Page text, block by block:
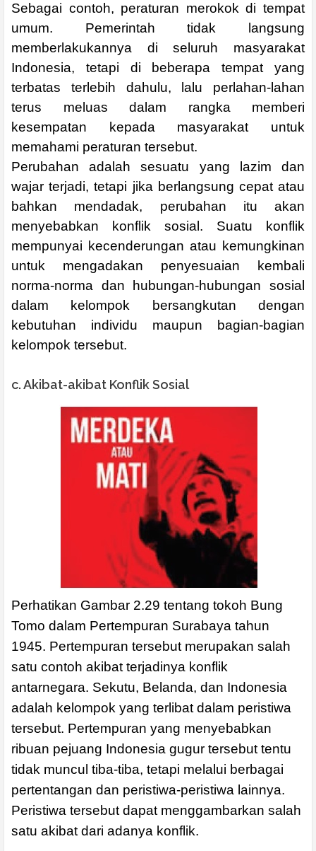
Sebagai contoh, peraturan merokok di tempat
umum. Pemerintah tidak langsung
memberlakukannya di seluruh masyarakat
Indonesia, tetapi di beberapa tempat yang
terbatas terlebih dahulu, lalu perlahan-lahan
terus meluas dalam rangka memberi
kesempatan kepada masyarakat untuk
memahami peraturan tersebut.
Perubahan adalah sesuatu yang lazim dan
wajar terjadi, tetapi jika berlangsung cepat atau
bahkan mendadak, perubahan itu akan
menyebabkan konflik sosial. Suatu konflik
mempunyai kecenderungan atau kemungkinan
untuk mengadakan penyesuaian kembali
norma-norma dan hubungan-hubungan sosial
dalam kelompok bersangkutan dengan
kebutuhan individu maupun bagian-bagian
kelompok tersebut.
c. Akibat-akibat Konflik Sosial
Perhatikan Gambar 2.29 tentang tokoh Bung
Tomo dalam Pertempuran Surabaya tahun
1945. Pertempuran tersebut merupakan salah
satu contoh akibat terjadinya konflik
antarnegara. Sekutu, Belanda, dan Indonesia
adalah kelompok yang terlibat dalam peristiwa
tersebut. Pertempuran yang menyebabkan
ribuan pejuang Indonesia gugur tersebut tentu
tidak muncul tiba-tiba, tetapi melalui berbagai
pertentangan dan peristiwa-peristiwa lainnya.
Peristiwa tersebut dapat menggambarkan salah
satu akibat dari adanya konflik.